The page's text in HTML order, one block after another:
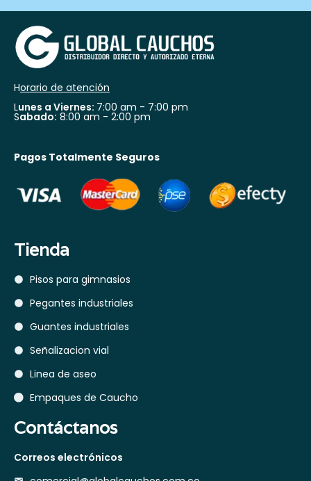
Horario de atención
Lunes a Viernes: 7:00 am - 7:00 pm
Sabado: 8:00 am - 2:00 pm
Pagos Totalmente Seguros
Tienda
Pisos para gimnasios
Pegantes industriales
Guantes industriales
Señalizacion vial
Linea de aseo
Empaques de Caucho
Contáctanos
Correos electrónicos